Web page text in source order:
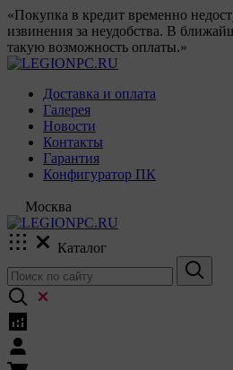
«Покупка в кредит временно
извинения за неудобства. В
такую возможность оплаты.»
Доставка и оплата
Галерея
Новости
Контакты
Гарантия
Конфигуратор ПК
Москва
Каталог